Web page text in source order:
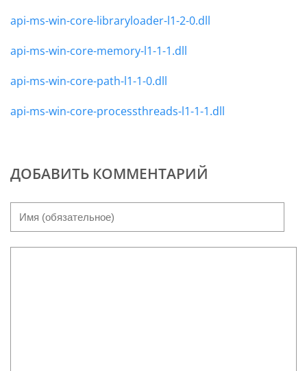
api-ms-win-core-libraryloader-l1-2-0.dll
api-ms-win-core-memory-l1-1-1.dll
api-ms-win-core-path-l1-1-0.dll
api-ms-win-core-processthreads-l1-1-1.dll
ДОБАВИТЬ КОММЕНТАРИЙ